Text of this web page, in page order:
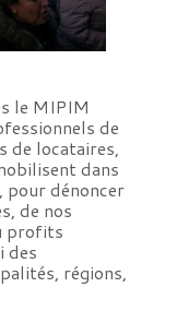
le MIPIM
de
de locataires,
dans
pour dénoncer
de nos
profits
des
régions,